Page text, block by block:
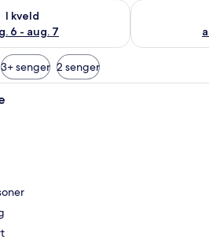
I kveld
6 - aug. 7
for i kveld, aug. 6 - aug. 7
Sjekk
3+ senger 2 senger
Premier Double | Sengetøy i